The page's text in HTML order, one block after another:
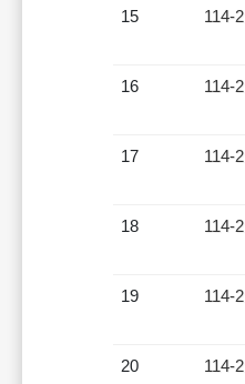
15 114-2
16 114-2
17 114-2
18 114-2
19 114-2
20 114-2